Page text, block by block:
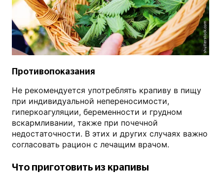
shutterstock.com
Противопоказания
Не рекомендуется употреблять крапиву в пищу
при индивидуальной непереносимости,
гиперкоагуляции, беременности и грудном
вскармливании, также при почечной
недостаточности. В этих и других случаях важно
согласовать рацион с лечащим врачом.
Что приготовить из крапивы